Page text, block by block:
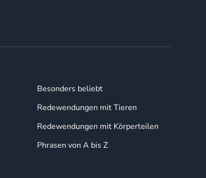
Besonders beliebt
Redewendungen mit Tieren
Redewendungen mit Körperteilen
Phrasen von A bis Z